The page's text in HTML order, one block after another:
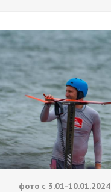
фото с 3.01-10.01.2024